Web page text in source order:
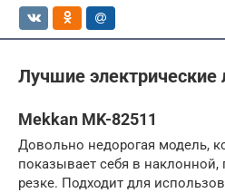
Лучшие электрические
Mekkan MK-82511
Довольно недорогая модель,
показывает себя в
резке. Подходит для